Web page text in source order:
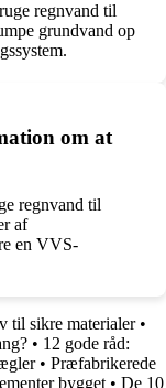
regnvand til
grundvand op
om at
regnvand til
af
en VVS-
til sikre materialer•
• 12 gode råd:
• Præfabrikerede
bygget • De 10